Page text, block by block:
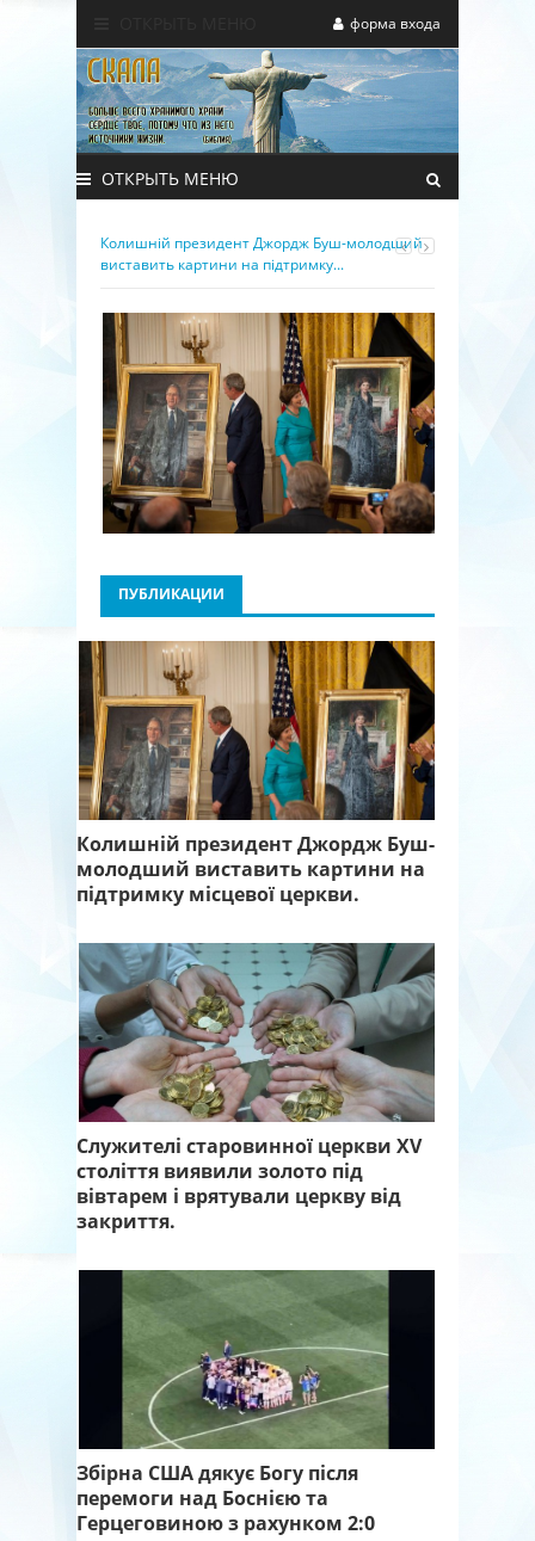
форма входа
ОТКРЫТЬ МЕНЮ
Колишній президент Джордж Буш-молодший
виставить картини на підтримку...
Служителі старовинної
церкви XV століття виявили
золото під вівтарем і
врятували церкву від
закриття.
ПУБЛИКАЦИИ
Колишній президент Джордж Буш-
молодший виставить картини на
підтримку місцевої церкви.
Служителі старовинної церкви XV
століття виявили золото під
вівтарем і врятували церкву від
закриття.
Збірна США дякує Богу після
перемоги над Боснією та
Герцеговиною з рахунком 2:0